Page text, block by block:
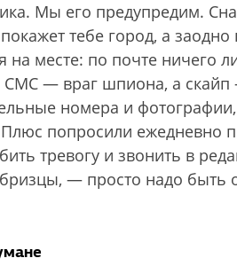
Мы его предупредим.
тебе город, а
на месте: по почте ничего
СМС — враг шпиона, а cкайп
номера и
попросили ежедневно
тревогу и звонить в
— просто надо быть